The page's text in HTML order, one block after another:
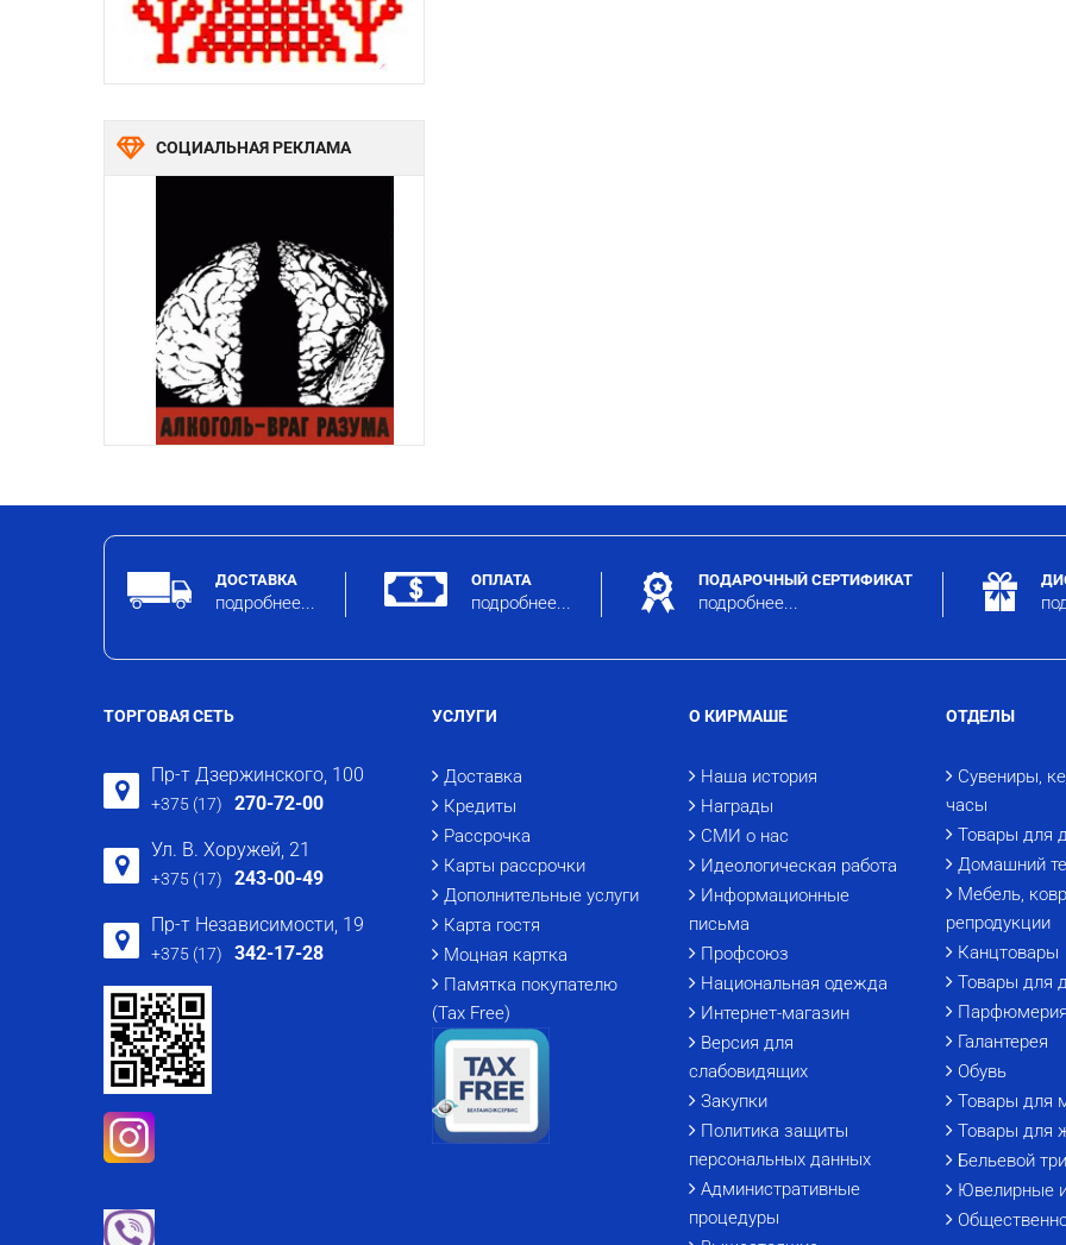
СОЦИАЛЬНАЯ РЕКЛАМА
ДОСТАВКА
подробнее...
ОПЛАТА
подробнее...
ПОДАРОЧНЫЙ СЕРТИФИКАТ
подробнее...
ТОРГОВАЯ СЕТЬ
Пр-т Дзержинского, 100
+375 (17) 270-72-00
Ул. В. Хоружей, 21
+375 (17) 243-00-49
Пр-т Независимости, 19
+375 (17) 342-17-28
УСЛУГИ
Доставка
Кредиты
Рассрочка
Карты рассрочки
Дополнительные услуги
Карта гостя
Моцная картка
Памятка покупателю
(Tax Free)
О КИРМАШЕ
Наша история
Награды
СМИ о нас
Идеологическая работа
Информационные
письма
Профсоюз
Национальная одежда
Интернет-магазин
Версия для
слабовидящих
Закупки
Политика защиты
персональных данных
Административные
процедуры
ОТДЕЛЫ
Сувениры,
часы
Товары для
Домашний
Мебель,
репродукции
Канцтовары
Товары для
Парфюмерия
Галантерея
Обувь
Товары для
Товары для
Бельевой
Ювелирные